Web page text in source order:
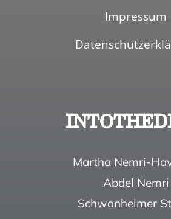
Impressum
Martha Nemri-
Abdel Nemri
Schwanheimer